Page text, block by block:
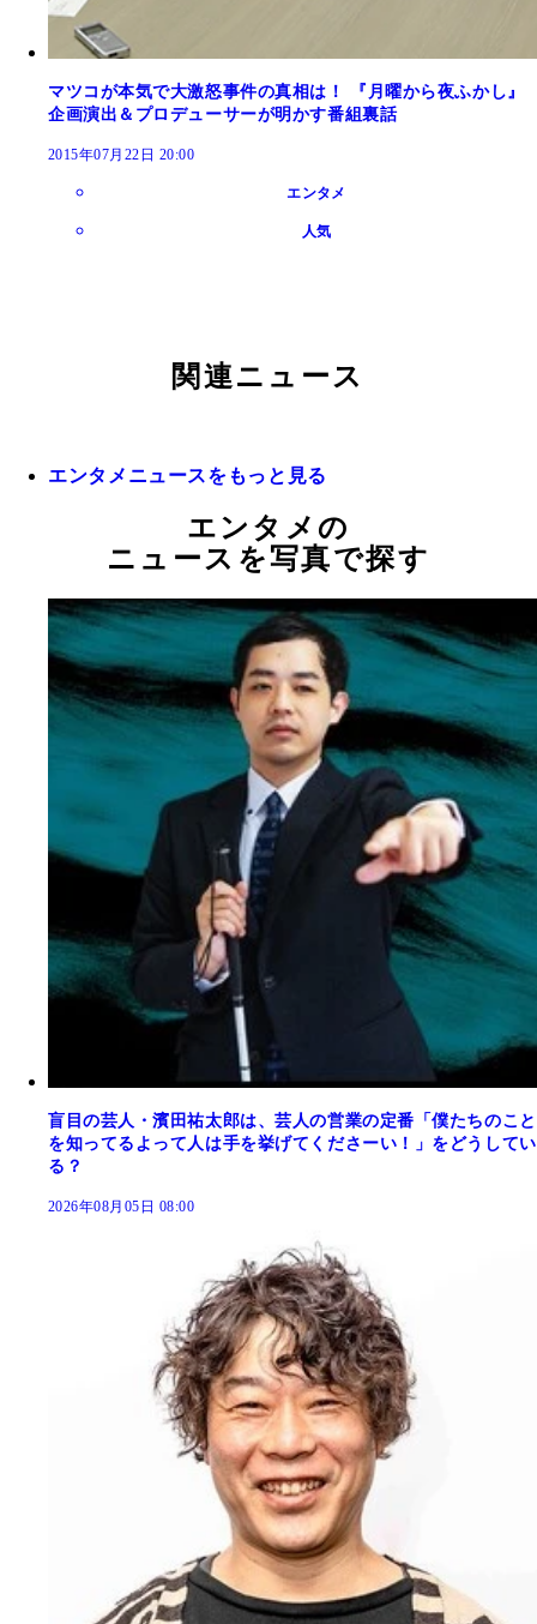
マツコが本気で大激怒事件の真相は！ 『月曜から夜ふかし』
企画演出＆プロデューサーが明かす番組裏話
2015年07月22日 20:00
エンタメ
人気
関連ニュース
エンタメニュースをもっと見る
エンタメの
ニュースを写真で探す
盲目の芸人・濱田祐太郎は、芸人の営業の定番「僕たちのこと
を知ってるよって人は手を挙げてくださーい！」をどうしてい
る？
2026年08月05日 08:00